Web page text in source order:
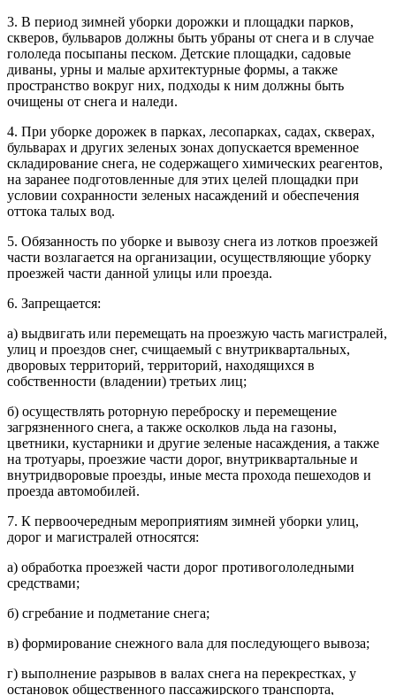
3. В период зимней уборки дорожки и площадки парков,
скверов, бульваров должны быть убраны от снега и в случае
гололеда посыпаны песком. Детские площадки, садовые
диваны, урны и малые архитектурные формы, а также
пространство вокруг них, подходы к ним должны быть
очищены от снега и наледи.
4. При уборке дорожек в парках, лесопарках, садах, скверах,
бульварах и других зеленых зонах допускается временное
складирование снега, не содержащего химических реагентов,
на заранее подготовленные для этих целей площадки при
условии сохранности зеленых насаждений и обеспечения
оттока талых вод.
5. Обязанность по уборке и вывозу снега из лотков проезжей
части возлагается на организации, осуществляющие уборку
проезжей части данной улицы или проезда.
6. Запрещается:
а) выдвигать или перемещать на проезжую часть магистралей,
улиц и проездов снег, счищаемый с внутриквартальных,
дворовых территорий, территорий, находящихся в
собственности (владении) третьих лиц;
б) осуществлять роторную переброску и перемещение
загрязненного снега, а также осколков льда на газоны,
цветники, кустарники и другие зеленые насаждения, а также
на тротуары, проезжие части дорог, внутриквартальные и
внутридворовые проезды, иные места прохода пешеходов и
проезда автомобилей.
7. К первоочередным мероприятиям зимней уборки улиц,
дорог и магистралей относятся:
а) обработка проезжей части дорог противогололедными
средствами;
б) сгребание и подметание снега;
в) формирование снежного вала для последующего вывоза;
г) выполнение разрывов в валах снега на перекрестках, у
остановок общественного пассажирского транспорта,